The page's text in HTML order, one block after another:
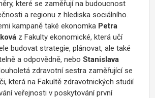
které se zaměřují na budoucnost
a regionu z hlediska sociálního.
kampaně také ekonomka Petra
z Fakulty ekonomické, která učí
budovat strategie, plánovat, ale také
a odpovědně, nebo Stanislava
zdravotní sestra zaměřující se
která na Fakultě zdravotnických studií
veřejnosti v poskytování první